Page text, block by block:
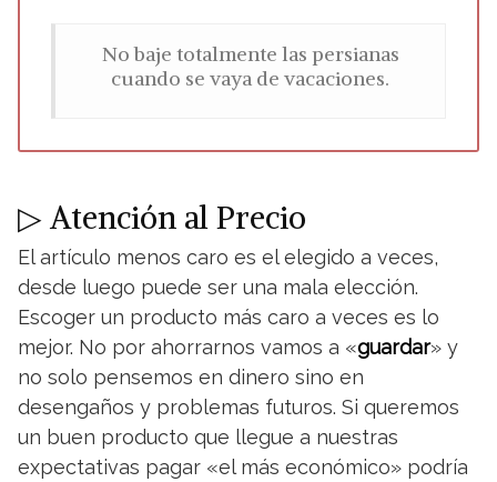
No baje totalmente las persianas
cuando se vaya de vacaciones.
▷ Atención al Precio
El artículo menos caro es el elegido a veces,
desde luego puede ser una mala elección.
Escoger un producto más caro a veces es lo
mejor. No por ahorrarnos vamos a «guardar» y
no solo pensemos en dinero sino en
desengaños y problemas futuros. Si queremos
un buen producto que llegue a nuestras
expectativas pagar «el más económico» podría